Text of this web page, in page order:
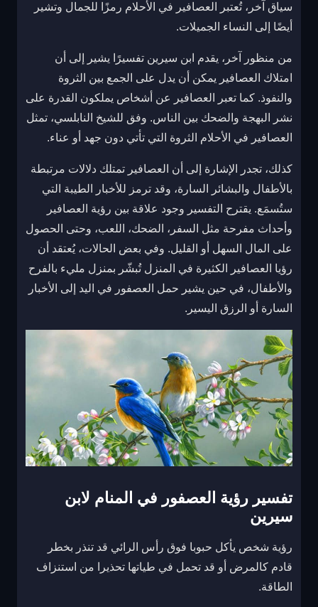
سياق آخر، تُعتبر العصافير في الأحلام رمزًا للجمال وتشير
أيضًا إلى النساء الجميلات.
من منظور آخر، يقدم ابن سيرين تفسيرًا يشير إلى أن
امتلاك العصافير يمكن أن يدل على الجمع بين الثروة
والنفوذ. كما تعبر العصافير عن أشخاص يملكون القدرة على
نشر البهجة والضحك بين الناس. وفق للشيخ النابلسي، تمثل
العصافير في الأحلام الثروة التي تأتي دون جهد أو عناء.
كذلك، تجدر الإشارة إلى أن العصافير تمتلك دلالات مرتبطة
بالأطفال والبشائر السارة، وقد ترمز للأخبار الطيبة التي
ستُسمَع. يقترح التفسير وجود علاقة بين رؤية العصافير
وأحداث مفرحة مثل السفر، الضحك، اللعب، وحتى الحصول
على المال السهل أو القليل. وفي بعض الحالات، يُعتقد أن
رؤيا العصافير الكثيرة في المنزل تُبشّر بمنزل مليء بالفرح
والأطفال، في حين يشير حمل العصفور في اليد إلى الأخبار
السارة أو الرزق اليسير.
تفسير رؤية العصفور في المنام لابن
سيرين
رؤية شخص يأكل حبوبا فوق رأس الرائي قد تنذر بخطر
قادم كالمرض أو قد تحمل في طياتها تحذيرا من استنزاف
الطاقة.